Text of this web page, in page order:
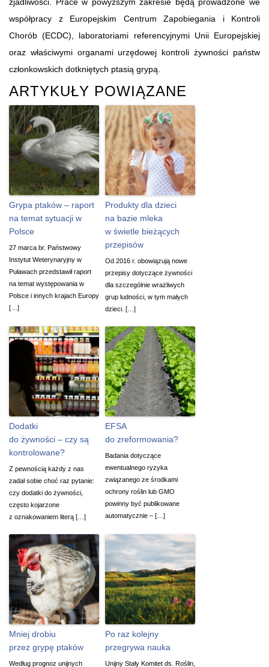
współpracy z Europejskim Centrum Zapobiegania i Kontroli
Chorób (ECDC), laboratoriami referencyjnymi Unii Europejskiej
oraz właściwymi organami urzędowej kontroli żywności państw
członkowskich dotkniętych ptasią grypą.
ARTYKUŁY POWIĄZANE
Grypa ptaków – raport
na temat sytuacji w
Polsce
27 marca br. Państwowy
Instytut Weterynaryjny w
Puławach przedstawił raport
na temat występowania w
Polsce i innych krajach Europy
[…]
Produkty dla dzieci
na bazie mleka
w świetle bieżących
przepisów
Od 2016 r. obowiązują nowe
przepisy dotyczące żywności
dla szczególnie wrażliwych
grup ludności, w tym małych
dzieci. […]
Dodatki
do żywności – czy są
kontrolowane?
Z pewnością każdy z nas
zadał sobie choć raz pytanie:
czy dodatki do żywności,
często kojarzone
z oznakowaniem literą […]
EFSA
do zreformowania?
Badania dotyczące
ewentualnego ryzyka
związanego ze środkami
ochrony roślin lub GMO
powinny być publikowane
automatycznie – […]
Mniej drobiu
przez grypę ptaków
Według prognoz unijnych
Po raz kolejny
przegrywa nauka
Unijny Stały Komitet ds. Roślin,